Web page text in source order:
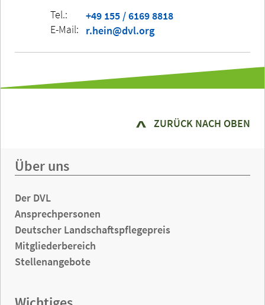
Tel.:
+49 155 / 6169 8818
E-Mail:
r.hein@dvl.org
ZURÜCK NACH OBEN
Über uns
Der DVL
Ansprechpersonen
Deutscher Landschaftspflegepreis
Mitgliederbereich
Stellenangebote